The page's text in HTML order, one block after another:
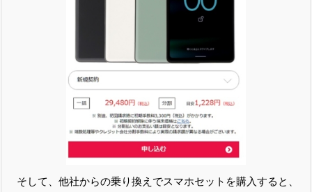
そして、他社からの乗り換えでスマホセットを購入すると、